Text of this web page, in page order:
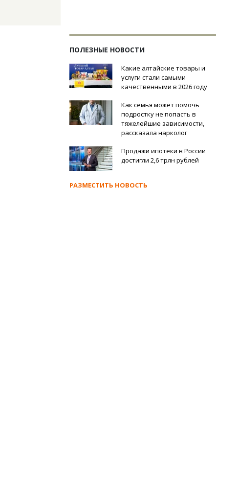
ПОЛЕЗНЫЕ НОВОСТИ
Какие алтайские товары и
услуги стали самыми
качественными в 2026 году
Как семья может помочь
подростку не попасть в
тяжелейшие зависимости,
рассказала нарколог
Продажи ипотеки в России
достигли 2,6 трлн рублей
РАЗМЕСТИТЬ НОВОСТЬ